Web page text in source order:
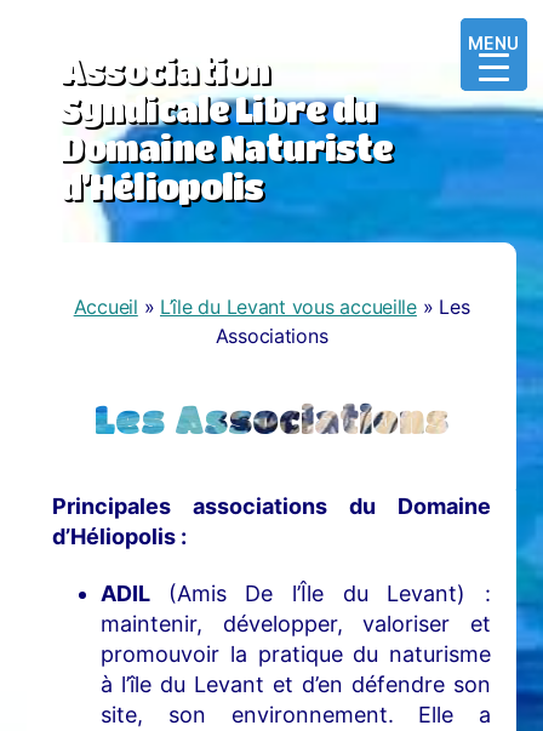
Association
Syndicale Libre du
Domaine Naturiste
d’Héliopolis
Accueil » L’île du Levant vous accueille» Les
Associations
Les Associations
Principales associations du Domaine
d’Héliopolis :
ADIL (Amis De l’Île du Levant) :
maintenir, développer, valoriser et
promouvoir la pratique du naturisme
à l’île du Levant et d’en défendre son
site, son environnement. Elle a
MENU
MENU
MENU